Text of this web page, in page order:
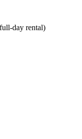
day rental)